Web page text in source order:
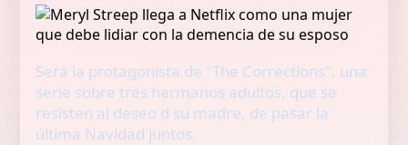
Será la protagonista de "The Corrections", una
serie sobre tres hermanos adultos, que se
resisten al deseo d su madre, de pasar la
última Navidad juntos.